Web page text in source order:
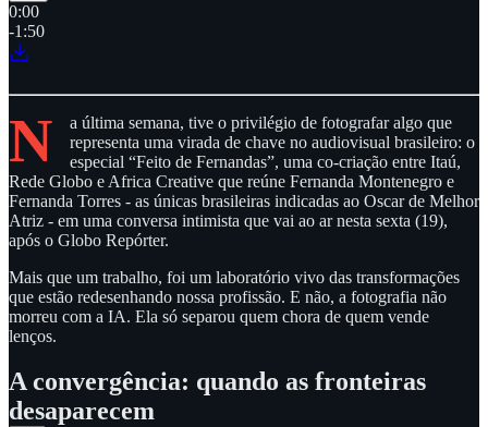
0:00
-1:50
N
a última semana, tive o privilégio de fotografar algo que
representa uma virada de chave no audiovisual brasileiro: o
especial “Feito de Fernandas”, uma co-criação entre Itaú,
Rede Globo e Africa Creative que reúne Fernanda Montenegro e
Fernanda Torres - as únicas brasileiras indicadas ao Oscar de Melhor
Atriz - em uma conversa intimista que vai ao ar nesta sexta (19),
após o Globo Repórter.
Mais que um trabalho, foi um laboratório vivo das transformações
que estão redesenhando nossa profissão. E não, a fotografia não
morreu com a IA. Ela só separou quem chora de quem vende
lenços.
A convergência: quando as fronteiras
desaparecem